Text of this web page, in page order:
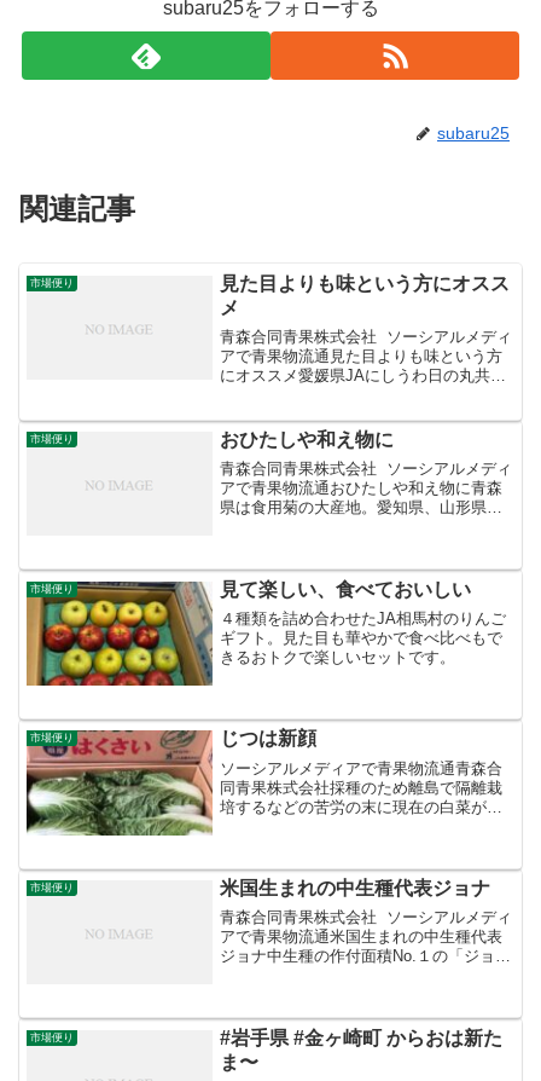
subaru25をフォローする
subaru25
関連記事
市場便り
見た目よりも味という方にオスス
メ
青森合同青果株式会社 ソーシアルメディ
アで青果物流通見た目よりも味という方
にオススメ愛媛県JAにしうわ日の丸共選
この「ガキ大将」は外皮に障害があるス
レ果を詰めたワケア...
市場便り おひたしや和え物に
青森合同青果株式会社 ソーシアルメディ
アで青果物流通おひたしや和え物に青森
県は食用菊の大産地。愛知県、山形県に
食べるならおひたしや酢の物で。山のキ
ノコと和えたものは今...
市場便り 見て楽しい、食べておいしい
４種類を詰め合わせたJA相馬村のりんご
ギフト。見た目も華やかで食べ比べもで
きるおトクで楽しいセットです。
市場便り じつは新顔
ソーシアルメディアで青果物流通青森合
同青果株式会社採種のため離島で隔離栽
培するなどの苦労の末に現在の白菜が完
ったのは昭和初期からで、...
市場便り 米国生まれの中生種代表ジョナ
青森合同青果株式会社 ソーシアルメディ
アで青果物流通米国生まれの中生種代表
ジョナ中生種の作付面積No.１の「ジョナ
ークの農業試験場で「ゴールデンデリシ
ャス」と「紅玉」...
市場便り
#岩手県 #金ヶ崎町 からおは新た
ま〜